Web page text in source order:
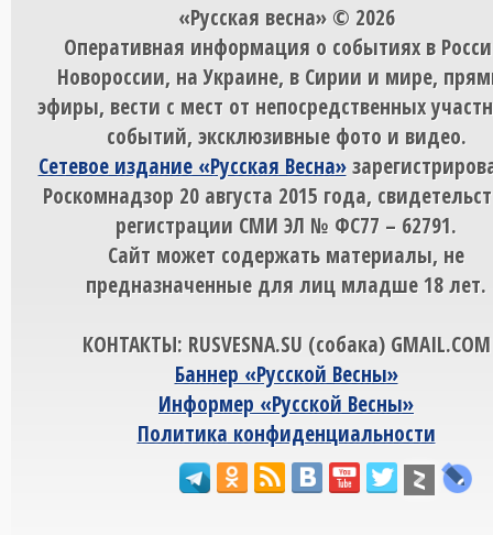
«Русская весна» © 2026
Оперативная информация о событиях в
Новороссии, на Украине, в Сирии и мире,
эфиры, вести с мест от непосредственных
событий, эксклюзивные фото и видео.
Сетевое издание «Русская Весна»
Роскомнадзор 20 августа 2015 года,
регистрации СМИ ЭЛ № ФС77 – 62791.
Сайт может содержать материалы, не
предназначенные для лиц младше 18 лет.
КОНТАКТЫ: RUSVESNA.SU (собака) GMAIL.COM
Баннер «Русской Весны»
Информер «Русской Весны»
Политика конфиденциальности